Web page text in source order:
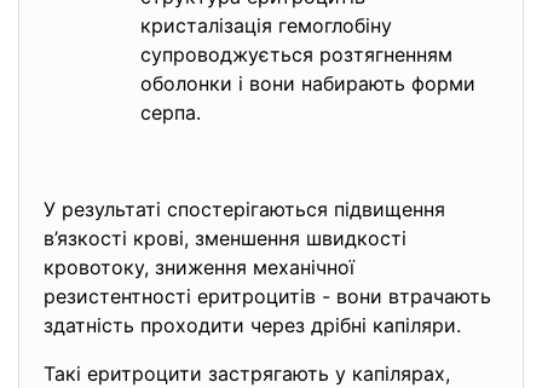
кристалізація гемоглобіну
супроводжується розтягненням
оболонки і вони набирають форми
серпа.
У результаті спостерігаються підвищення
в’язкості крові, зменшення швидкості
кровотоку, зниження механічної
резистентності еритроцитів - вони втрачають
здатність проходити через дрібні капіляри.
Такі еритроцити застрягають у капілярах,